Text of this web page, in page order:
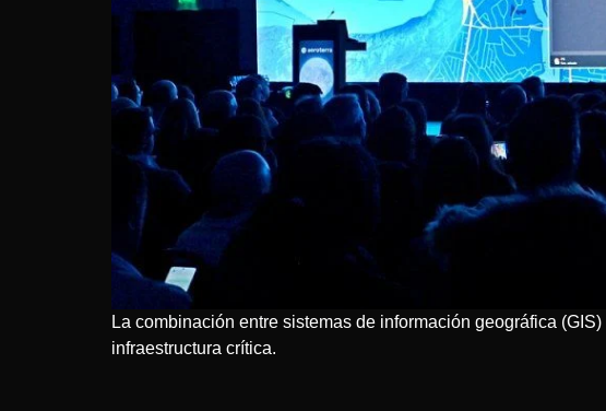
La combinación entre sistemas de información geográfica
infraestructura crítica.